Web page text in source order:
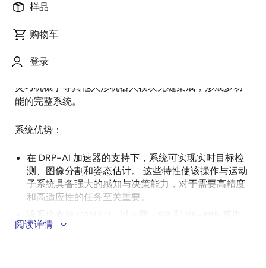
样品
购物车
登录
描
述
该操作与运动子系统采用协作式的“大脑与小脑”架构，由
高性能视觉 AI MPU 提供支持。 AI 模块（大脑）配备
DRP-AI 加速器，负责感知和决策，而 CPU 模块（小
脑）则负责管理实时运动控制、传感器融合和路径规
灵巧机械手等其他人形机器人模块无缝集成，形成多功
能的完整系统。
系统优势：
在 DRP-AI 加速器的支持下，系统可实现实时目标检
测、图像分割和姿态估计。 这些特性使该操作与运动
子系统具备强大的感知与决策能力，对于需要高精度
和高适应性的任务至关重要。
议，可与关节和灵巧机械手等其他模块无缝集成，形
阅读详情